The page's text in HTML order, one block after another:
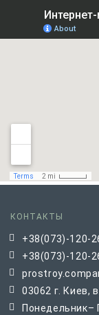
КОНТАКТЫ
+38(073)-120-
+38(073)-120-
03062 г. Киев,
Понедельник–